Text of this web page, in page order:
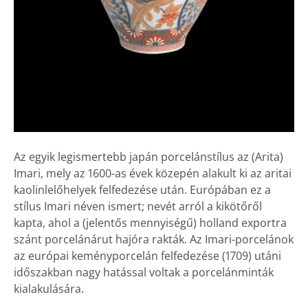
Az egyik legismertebb japán porcelánstílus az (Arita)
Imari, mely az 1600-as évek közepén alakult ki az aritai
kaolinlelőhelyek felfedezése után. Európában ez a
stílus Imari néven ismert; nevét arról a kikötőről
kapta, ahol a (jelentős mennyiségű) holland exportra
szánt porcelánárut hajóra rakták. Az Imari-porcelánok
az európai keményporcelán felfedezése (1709) utáni
időszakban nagy hatással voltak a porcelánminták
kialakulására.